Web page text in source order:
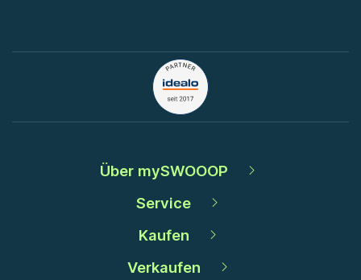
Über mySWOOOP
Service
Kaufen
Verkaufen